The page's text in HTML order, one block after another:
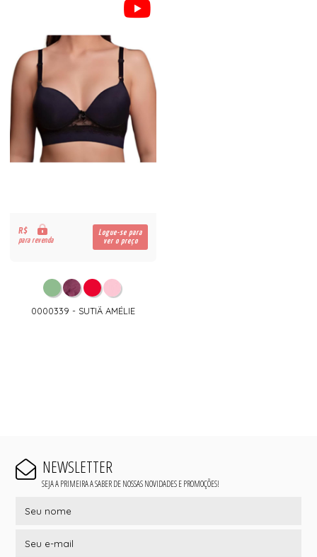
R$
para revenda
Logue-se para
ver o preço
0000339 - SUTIÃ AMÉLIE
NEWSLETTER
SEJA A PRIMEIRA A SABER DE NOSSAS NOVIDADES E PROMOÇÕES!